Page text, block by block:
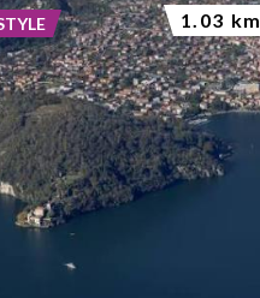
1.03 km